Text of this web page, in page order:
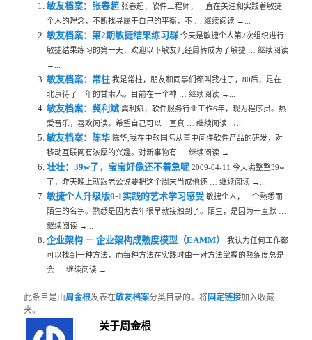
敏友档案：张春超 张春超，软件工程师，一直在关注和实践着敏捷
个人的理念，不断找寻属于自己的平衡，不 … 继续阅读 →...
敏友档案：第2期敏捷结果练习群 今天是敏捷个人第2次组织进行
敏捷结果练习的第一天，欢迎以下敏友几经周转成为了敏捷 … 继续阅读
→...
敏友档案：常柱 我是常柱，朋友和同事们都叫我柱子，80后，是在
北京待了十年的甘肃人。目前在一个神 … 继续阅读 →...
敏友档案：冀利斌冀利斌，软件服务行业工作6年，现为程序员。热
爱音乐，喜欢阅读。希望自己可以一直真 … 继续阅读 →...
敏友档案：陈华 陈华,我在中软国际从事中间件软件产品的研发，对
移动互联网有浓厚的兴趣。对新事物有 … 继续阅读 →...
壮壮：39w了，宝宝好像还不着急呢 2009-04-11 今天满整整39w
了，昨天晚上就跟老公说要把这个周末当成他还 … 继续阅读 →...
敏捷个人升级版0-1实践的艺术学习感受 敏捷个人，一个熟悉而
陌生的名字。熟悉是因为去年很早就接触到了。陌生，是因为一直默 …
继续阅读 →...
企业架构 － 企业架构成熟度模型（EAMM）
我认为任何工作都
可以找到一种方法，而每种方法在实践时由于对方法掌握的熟练度总是
会 … 继续阅读 →...
此条目是由周金根发表在敏友档案分类目录的。将固定链接加入收藏
夹。
关于周金根